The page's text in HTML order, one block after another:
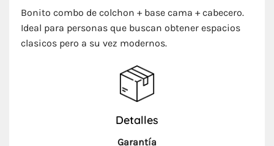
Bonito combo de colchon + base cama + cabecero.
Ideal para personas que buscan obtener espacios
clasicos pero a su vez modernos.
Detalles
Garantía